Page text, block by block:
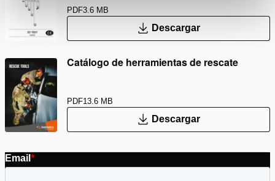
PDF3.6 MB
Descargar
Catálogo de herramientas de rescate
PDF13.6 MB
Descargar